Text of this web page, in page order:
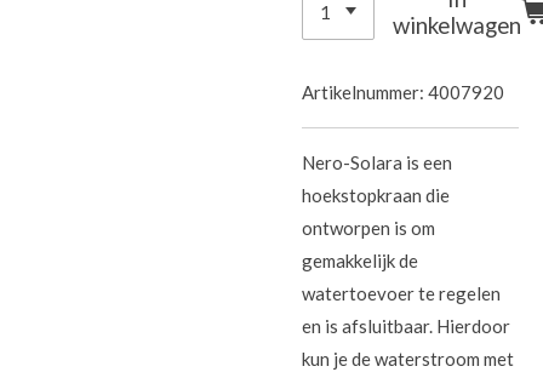
winkelwagen
Artikelnummer: 4007920
Nero-Solara is een
hoekstopkraan die
ontworpen is om
gemakkelijk de
watertoevoer te regelen
en is afsluitbaar. Hierdoor
kun je de waterstroom met